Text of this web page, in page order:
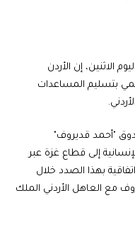
الاثنين، إن الأردن
بتسليم المساعدات
"أحمد قديروف"
إلى قطاع غزة عبر
بهذا الصدد خلال
مع العاهل الأردني الملك